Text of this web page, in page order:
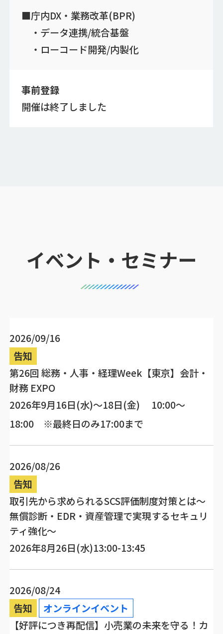
■庁内DX・業務改革(BPR)
・データ連携/統合基盤
・ローコード開発/内製化
事前登録
開催は終了しました
イベント・セミナー
2026/09/16
告知
第26回 総務・人事・経理Week【東京】会計・
財務 EXPO
2026年9月16日(水)～18日(金) 10:00～
18:00 ※最終日のみ17:00まで
2026/08/26
告知
取引先から求められるSCS評価制度対策とは～
無償診断・EDR・資産管理で実現するセキュリ
ティ強化～
2026年8月26日(水)13:00-13:45
2026/08/24
告知
オンラインイベント
【好評につき再配信】小売業の未来を守る！カ